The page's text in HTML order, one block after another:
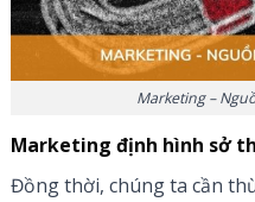
Marketing –
Marketing định hình sở
Đồng thời, chúng ta cần